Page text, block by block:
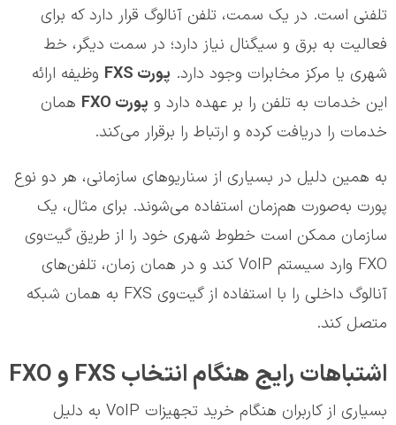
تلفنی است. در یک سمت، تلفن آنالوگ قرار دارد که برای
فعالیت به برق و سیگنال نیاز دارد؛ در سمت دیگر، خط
شهری یا مرکز مخابرات وجود دارد. پورت
وظیفه ارائه
این خدمات به تلفن را بر عهده دارد و پورت
همان
خدمات را دریافت کرده و ارتباط را برقرار می‌کند.
به همین دلیل در بسیاری از سناریوهای سازمانی، هر دو نوع
پورت به‌صورت هم‌زمان استفاده می‌شوند. برای مثال، یک
سازمان ممکن است خطوط شهری خود را از طریق گیت‌وی
FXO وارد سیستم VoIP کند و در همان زمان، تلفن‌های
آنالوگ داخلی را با استفاده از گیت‌وی FXS به همان شبکه
متصل کند.
اشتباهات رایج هنگام انتخاب FXS و FXO
بسیاری از کاربران هنگام خرید تجهیزات VoIP به دلیل